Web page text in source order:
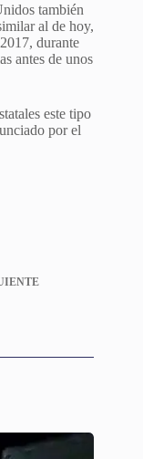
también
al de hoy,
durante
antes de unos
este tipo
por el